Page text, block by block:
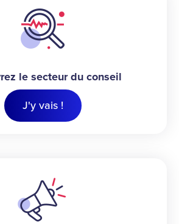
le secteur du conseil
J'y vais !